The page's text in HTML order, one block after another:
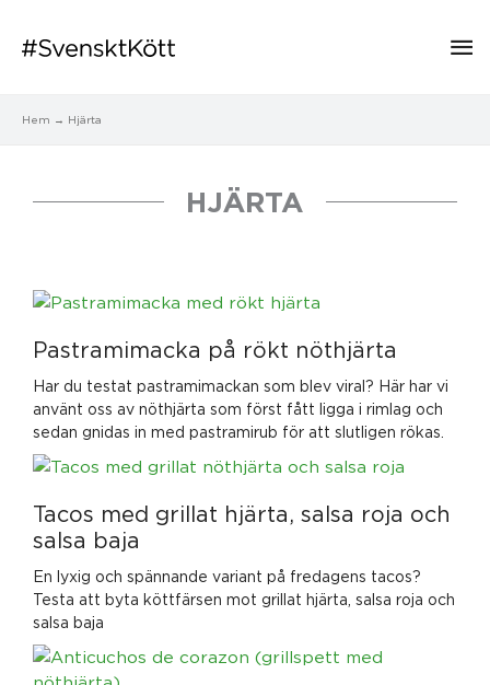
Hem Hjärta
HJÄRTA
Pastramimacka på rökt nöthjärta
Har du testat pastramimackan som blev viral? Här har vi
använt oss av nöthjärta som först fått ligga i rimlag och
sedan gnidas in med pastramirub för att slutligen rökas.
Tacos med grillat hjärta, salsa roja och
salsa baja
En lyxig och spännande variant på fredagens tacos?
Testa att byta köttfärsen mot grillat hjärta, salsa roja och
salsa baja